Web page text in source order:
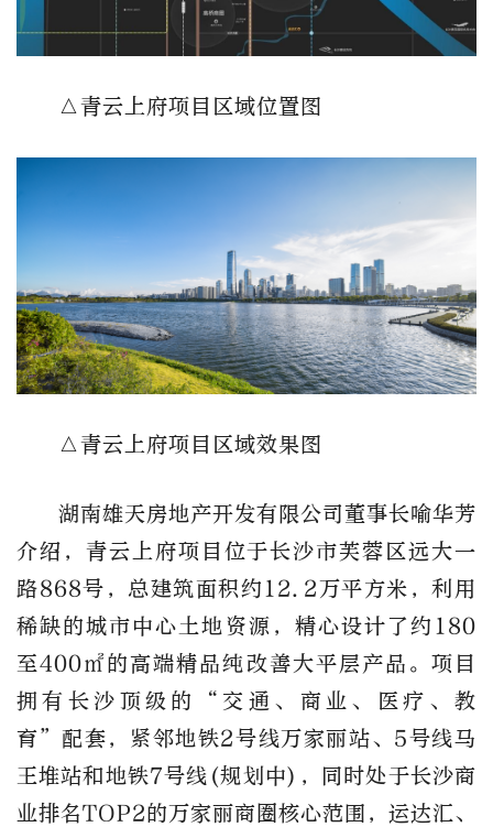
△青云上府项目区域位置图
△青云上府项目区域效果图
湖南雄天房地产开发有限公司董事长喻华芳
介绍，青云上府项目位于长沙市芙蓉区远大一
路868号，总建筑面积约12.2万平方米，利用
稀缺的城市中心土地资源，精心设计了约180
至400㎡的高端精品纯改善大平层产品。项目
拥有长沙顶级的“交通、商业、医疗、教
育”配套，紧邻地铁2号线万家丽站、5号线马
王堆站和地铁7号线(规划中)，同时处于长沙商
业排名TOP2的万家丽商圈核心范围，运达汇、